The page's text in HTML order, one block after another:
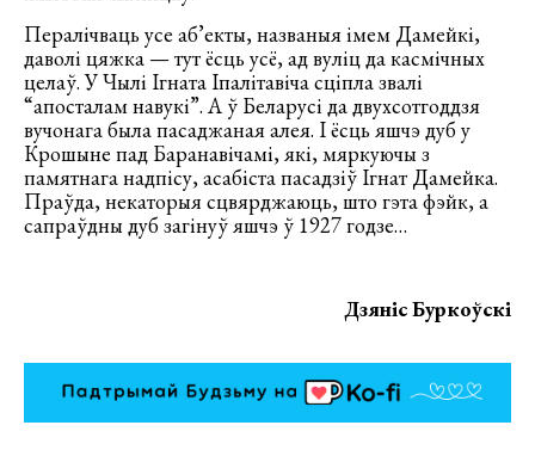
Пералічваць усе аб’екты, названыя імем Дамейкі,
даволі цяжка — тут ёсць усё, ад вуліц да касмічных
целаў. У Чылі Ігната Іпалітавіча сціпла звалі
“апосталам навукі”. А ў Беларусі да двухсотгоддзя
вучонага была пасаджаная алея. І ёсць яшчэ дуб у
Крошыне пад Баранавічамі, які, мяркуючы з
памятнага надпісу, асабіста пасадзіў Ігнат Дамейка.
Праўда, некаторыя сцвярджаюць, што гэта фэйк, а
сапраўдны дуб загінуў яшчэ ў 1927 годзе…
Дзяніс Буркоўскі